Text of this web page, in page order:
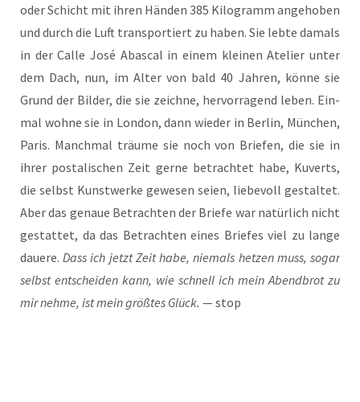
oder Schicht mit ihren Hän­den 385 Kilo­gramm ange­ho­ben
und durch die Luft trans­por­tiert zu haben. Sie leb­te damals
in der Cal­le José Abas­cal in einem klei­nen Ate­lier unter
dem Dach, nun, im Alter von bald 40 Jah­ren, kön­ne sie
Grund der Bil­der, die sie zeich­ne, her­vor­ra­gend leben. Ein­
mal woh­ne sie in Lon­don, dann wie­der in Ber­lin, Mün­chen,
Paris. Manch­mal träu­me sie noch von Brie­fen, die sie in
ihrer pos­ta­li­schen Zeit ger­ne betrach­tet habe, Kuverts,
die selbst Kunst­wer­ke gewe­sen sei­en, lie­be­voll gestal­tet.
Aber das genaue Betrach­ten der Brie­fe war natür­lich nicht
gestat­tet, da das Betrach­ten eines Brie­fes viel zu lan­ge
daue­re.Dass ich jetzt Zeit habe, nie­mals het­zen muss, sogar
selbst ent­schei­den kann, wie schnell ich mein Abend­brot zu
mir neh­me, ist mein größ­tes Glück. — stop